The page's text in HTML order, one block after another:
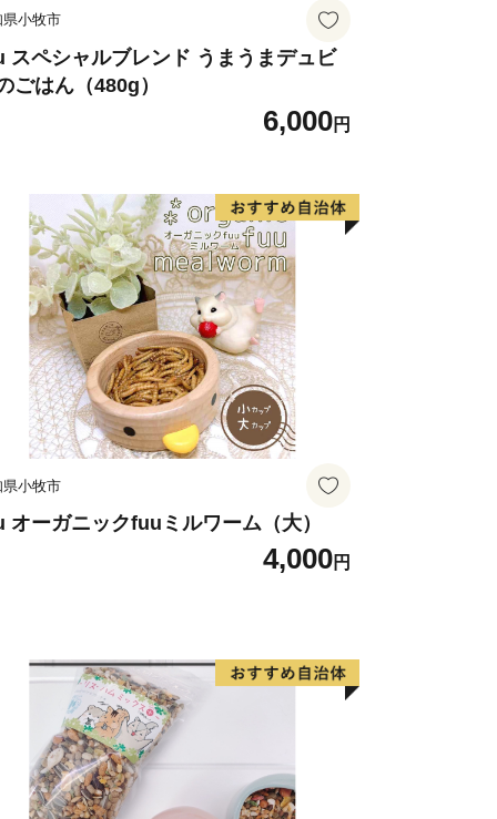
小牧市
スペシャルブレンド うまうまデュビ
ごはん（480g）
6,000円
小牧市
オーガニックfuuミルワーム（大）
4,000円